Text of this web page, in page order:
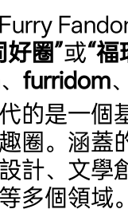
Furry
好圈”或“福
、 furridom
的是一個
圈。涵蓋
計、文學
多個領域